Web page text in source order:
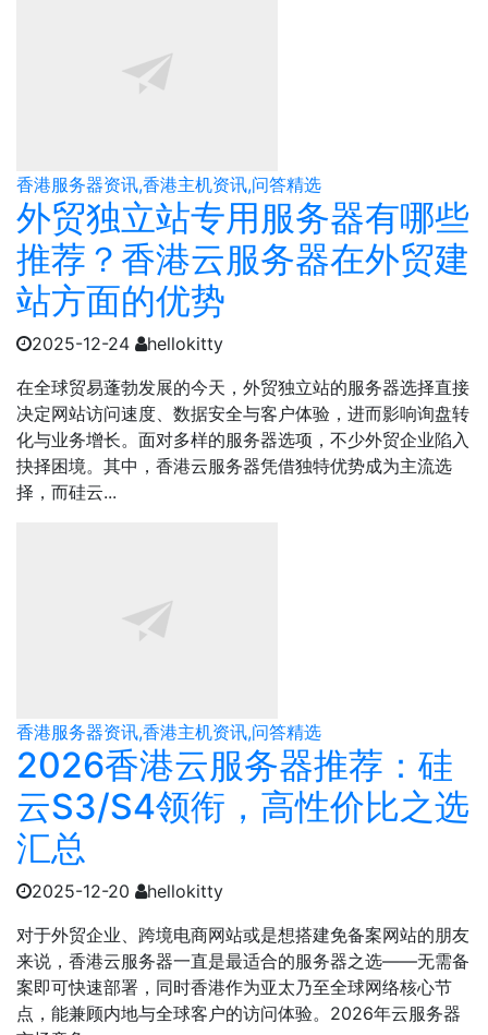
香港服务器资讯,香港主机资讯,问答精选
外贸独立站专用服务器有哪些
推荐？香港云服务器在外贸建
站方面的优势
2025-12-24
hellokitty
在全球贸易蓬勃发展的今天，外贸独立站的服务器选择直接
决定网站访问速度、数据安全与客户体验，进而影响询盘转
化与业务增长。面对多样的服务器选项，不少外贸企业陷入
抉择困境。其中，香港云服务器凭借独特优势成为主流选
择，而硅云...
香港服务器资讯,香港主机资讯,问答精选
2026香港云服务器推荐：硅
云S3/S4领衔，高性价比之选
汇总
2025-12-20
hellokitty
对于外贸企业、跨境电商网站或是想搭建免备案网站的朋友
来说，香港云服务器一直是最适合的服务器之选——无需备
案即可快速部署，同时香港作为亚太乃至全球网络核心节
点，能兼顾内地与全球客户的访问体验。2026年云服务器